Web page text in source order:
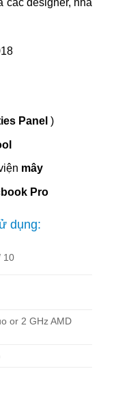
các designer, nhà
Panel )
mây
Pro
dụng:
10
or 2 GHz AMD